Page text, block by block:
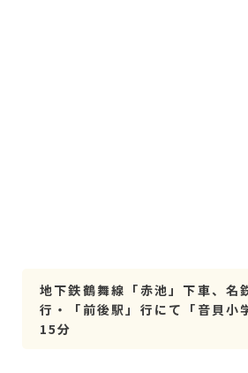
地下鉄鶴舞線「赤池」下車、名
行・「前後駅」行にて「音貝小
15分